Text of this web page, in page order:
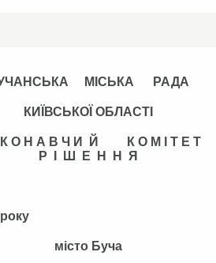
МІСЬКА РАДА
КИЇВСЬКОЇ ОБЛАСТІ
К О Н А В Ч И Й К О М І Т Е Т
Р І Ш Е Н Н Я
2016 року
місто Буча